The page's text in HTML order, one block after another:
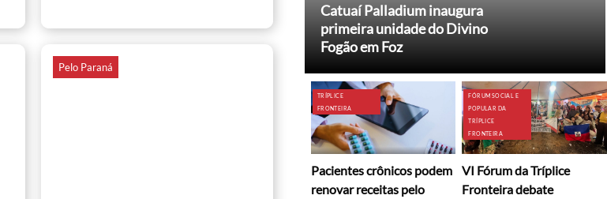
Pelo Paraná
Catuaí Palladium inaugura
primeira unidade do Divino
Fogão em Foz
TRÍPLICE
FRONTEIRA
Pacientes crônicos podem
renovar receitas pelo
FÓRUM SOCIAL E
POPULAR DA
TRÍPLICE
FRONTEIRA
VI Fórum da Tríplice
Fronteira debate